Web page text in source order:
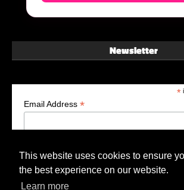
This website uses cookies to ensure
the best experience on our website.
Learn more
Newsletter
*
Email Address *